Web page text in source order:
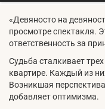
«Девяносто на
просмотре спектакля.
ответственность за
Судьба сталкивает
квартире. Каждый из
Возникшая
добавляет оптимизма.